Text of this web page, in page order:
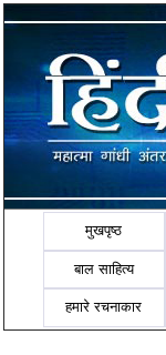
मुखपृष्ठ
बाल साहित्य
हमारे रचनाकार